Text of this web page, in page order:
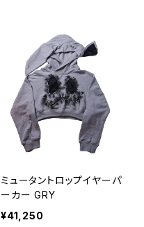
ミュータントロップイヤーパ
ーカー GRY
¥41,250